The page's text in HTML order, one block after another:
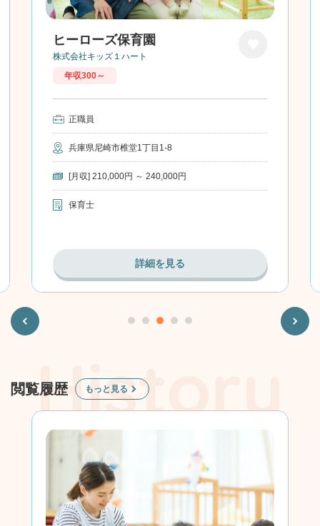
Previous
ヒーローズ保育園
株式会社キッズ１ハート
年収300～
正職員
兵庫県尼崎市椎堂1丁目1-8
[月収] 210,000円 ～ 240,000円
保育士
詳細を見る
Next
閲覧履歴 もっと見る